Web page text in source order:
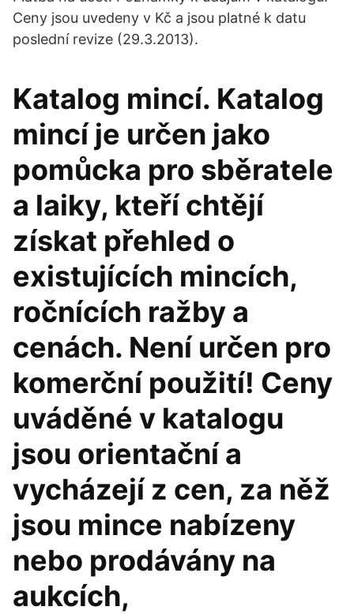
Ceny jsou uvedeny v Kč a jsou platné k datu
poslední revize (29.3.2013).
Katalog mincí. Katalog
mincí je určen jako
pomůcka pro sběratele
a laiky, kteří chtějí
získat přehled o
existujících mincích,
ročnících ražby a
cenách. Není určen pro
komerční použití! Ceny
uváděné v katalogu
jsou orientační a
vycházejí z cen, za něž
jsou mince nabízeny
nebo prodávány na
aukcích,